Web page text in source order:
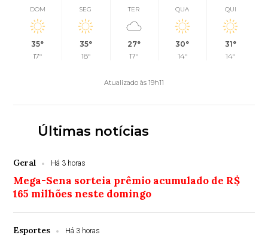
DOM
35°
17°
SEG
35°
18°
TER
27°
17°
QUA
30°
14°
QUI
31°
14°
Atualizado às 19h11
Últimas notícias
Geral Há 3 horas
Mega-Sena sorteia prêmio acumulado de R$
165 milhões neste domingo
Esportes Há 3 horas